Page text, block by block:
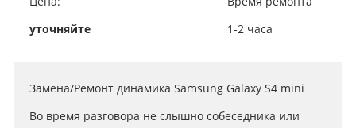
уточняйте
1-2 часа
Замена/Ремонт динамика Samsung Galaxy S4 mini
Во время разговора не слышно собеседника или